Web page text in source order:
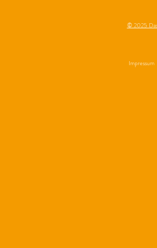
© 2025
Impressum